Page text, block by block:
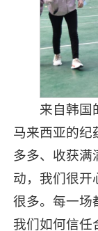
来自韩国
马来西亚的纪
多多、收获满
动，我们很开
很多。每一场
我们如何信任